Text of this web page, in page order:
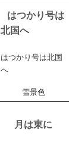
はつかり号は
北国へ
はつかり号は北国
へ
雪景色
月は東に